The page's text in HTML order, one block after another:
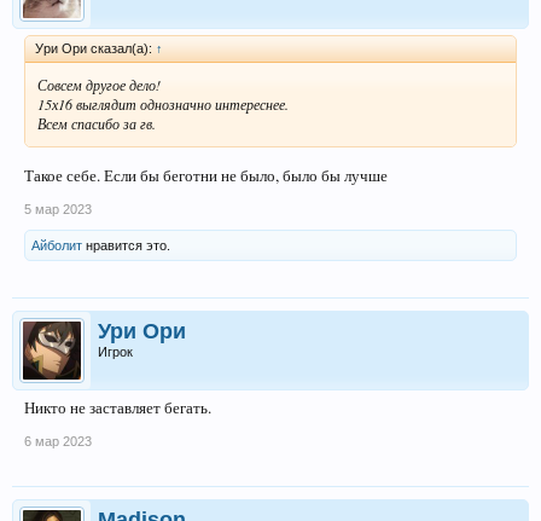
Ури Ори сказал(а): ↑
Совсем другое дело!
15х16 выглядит однозначно интереснее.
Всем спасибо за гв.
Такое себе. Если бы беготни не было, было бы лучше
5 мар 2023
Айболит нравится это.
Ури Ори
Игрок
Никто не заставляет бегать.
6 мар 2023